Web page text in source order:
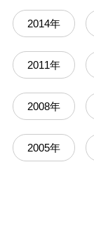
2014年
2011年
2008年
2005年